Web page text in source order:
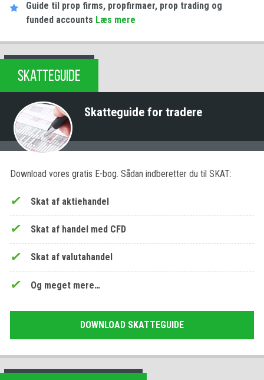
Guide til prop firms, propfirmaer, prop trading og
funded accounts Læs mere
SKATTEGUIDE
Skatteguide for tradere
Download vores gratis E-bog. Sådan indberetter du til SKAT:
Skat af aktiehandel
Skat af handel med CFD
Skat af valutahandel
Og meget mere…
DOWNLOAD SKATTEGUIDE